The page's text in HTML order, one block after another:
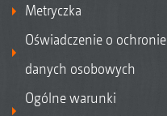
Metryczka
Oświadczenie o ochronie
danych osobowych
Ogólne warunki